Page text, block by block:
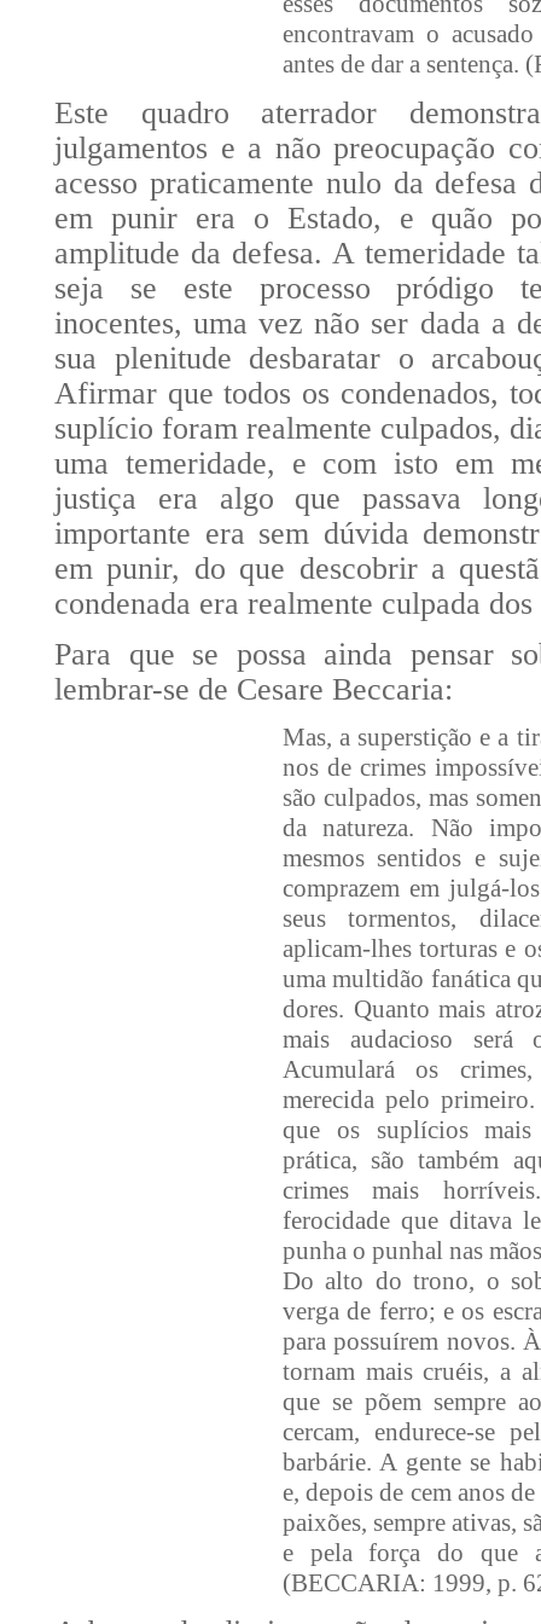
encontravam o
antes de dar a
Este quadro aterrador
julgamentos e a não preocupação
acesso praticamente nulo da defesa
em punir era o Estado, e quão
amplitude da defesa. A temeridade
seja se este processo pródigo
inocentes, uma vez não ser dada a
sua plenitude desbaratar o
Afirmar que todos os condenados,
suplício foram realmente culpados,
uma temeridade, e com isto em
justiça era algo que passava
importante era sem dúvida
em punir, do que descobrir a
condenada era realmente culpada
Para que se possa ainda pensar
lembrar-se de Cesare Beccaria:
Mas, a superstição e a
nos de crimes
são culpados, mas
da natureza. Não
mesmos sentidos e
comprazem em julgá-
seus tormentos,
aplicam-lhes torturas e
uma multidão fanática
dores. Quanto mais
mais audacioso será
Acumulará os
merecida pelo
que os suplícios
prática, são também
crimes mais
ferocidade que ditava
punha o punhal nas
Do alto do trono, o
verga de ferro; e os
para possuírem novos.
tornam mais cruéis, a
que se põem sempre
cercam, endurece-se
barbárie. A gente se
e, depois de cem anos
paixões, sempre ativas,
e pela força do que
(BECCARIA: 1999, p.